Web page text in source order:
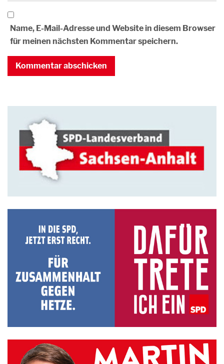
Name, E-Mail-Adresse und Website in diesem Browser
für meinen nächsten Kommentar speichern.